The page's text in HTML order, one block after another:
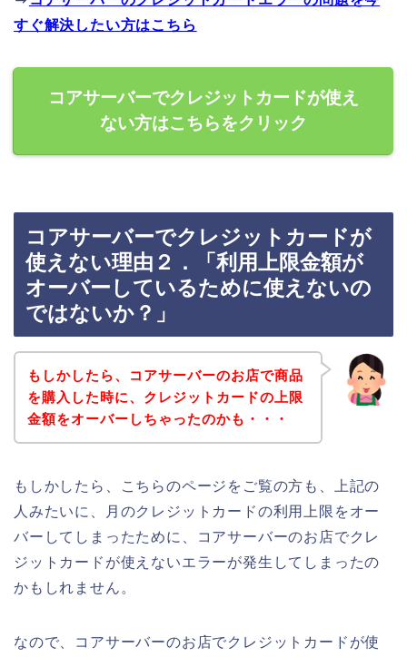
すぐ解決したい方はこちら
コアサーバーでクレジットカードが使え
ない方はこちらをクリック
コアサーバーでクレジットカードが
使えない理由２．「利用上限金額が
オーバーしているために使えないの
ではないか？」
もしかしたら、コアサーバーのお店で商品
を購入した時に、クレジットカードの上限
金額をオーバーしちゃったのかも・・・
もしかしたら、こちらのページをご覧の方も、上記の
人みたいに、月のクレジットカードの利用上限をオー
バーしてしまったために、コアサーバーのお店でクレ
ジットカードが使えないエラーが発生してしまったの
かもしれません。
なので、コアサーバーのお店でクレジットカードが使